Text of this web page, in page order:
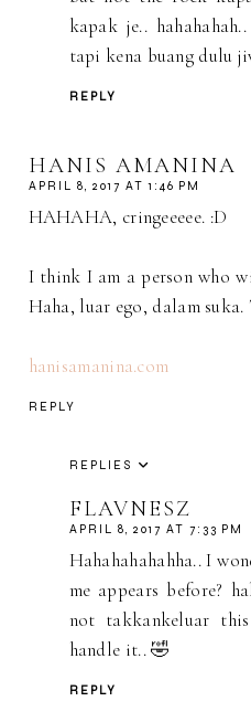
kapak je..
tapi kena buang dulu
REPLY
HANIS AMANINA
APRIL 8, 2017 AT 1:46 PM
HAHAHA, cringeeeee. :D
I think I am a person who
Haha, luar ego, dalam suka.
hanisamanina.com
REPLY
REPLIES
FLAVNESZ
APRIL 8, 2017 AT 7:33 PM
Hahahahahahha.. I
me appears before?
not takkankeluar
handle it.. 🤣
REPLY